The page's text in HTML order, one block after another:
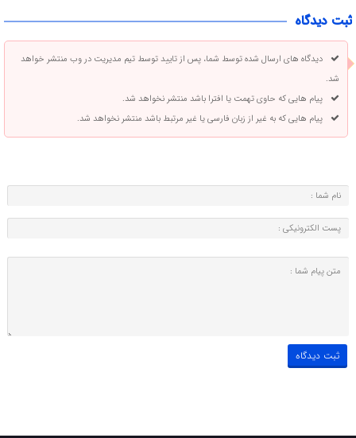
ثبت دیدگاه
دیدگاه های ارسال شده توسط شما، پس از تایید توسط تیم مدیریت در وب منتشر خواهد
شد.
پیام هایی که حاوی تهمت یا افترا باشد منتشر نخواهد شد.
پیام هایی که به غیر از زبان فارسی یا غیر مرتبط باشد منتشر نخواهد شد.